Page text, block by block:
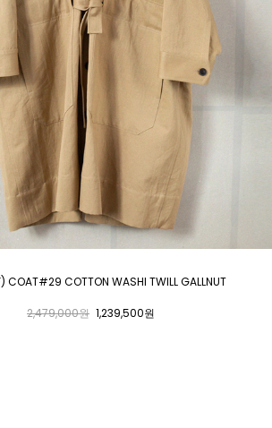
COAT#29 COTTON WASHI TWILL GALLNUT
2,479,000원 1,239,500원